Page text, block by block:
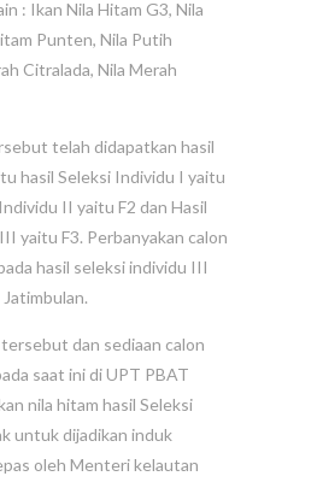
: Ikan Nila Hitam G3, Nila
Punten, Nila Putih
Citralada, Nila Merah
telah didapatkan hasil
hasil Seleksi Individu I yaitu
II yaitu F2 dan Hasil
yaitu F3. Perbanyakan calon
hasil seleksi individu III
Jatimbulan.
dan sediaan calon
saat ini di UPT PBAT
nila hitam hasil Seleksi
untuk dijadikan induk
oleh Menteri kelautan